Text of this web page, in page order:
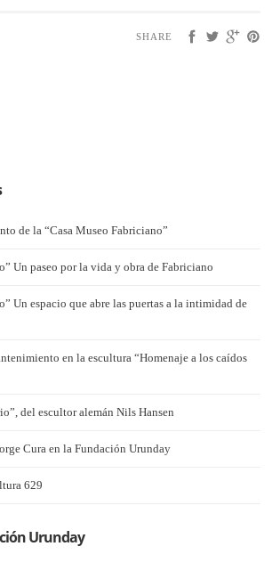
SHARE
de la “Casa Museo Fabriciano”
Un paseo por la vida y obra de Fabriciano
Un espacio que abre las puertas a la intimidad de
en la escultura “Homenaje a los caídos
del escultor alemán Nils Hansen
Cura en la Fundación Urunday
629
Urunday